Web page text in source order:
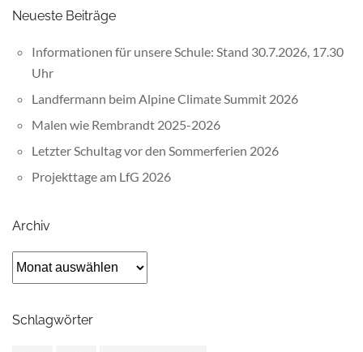
Neueste Beiträge
Informationen für unsere Schule: Stand 30.7.2026, 17.30
Uhr
Landfermann beim Alpine Climate Summit 2026
Malen wie Rembrandt 2025-2026
Letzter Schultag vor den Sommerferien 2026
Projekttage am LfG 2026
Archiv
Archiv
Schlagwörter